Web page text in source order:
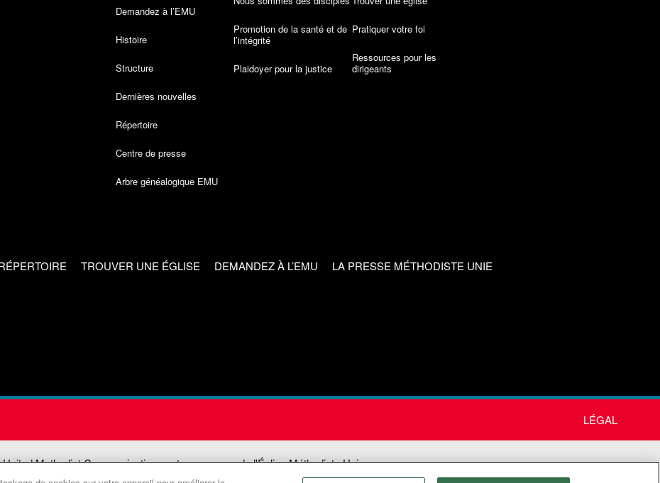
Demandez à l’EMU
Histoire
Structure
Dernières nouvelles
Répertoire
Centre de presse
Arbre généalogique EMU
Promotion de la santé et de
l’intégrité
Plaidoyer pour la justice
Pratiquer votre foi
Ressources pour les
dirigeants
TROUVER UNE ÉGLISE DEMANDEZ À L’EMU LA PRESSE MÉTHODISTE UNIE
LÉGAL
United Methodist Communications est une agence de l'Église Méthodiste Unie